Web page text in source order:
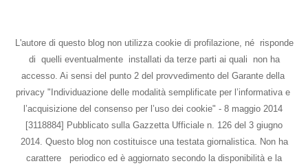
L'autore di questo blog non utilizza cookie di profilazione, né risponde
di quelli eventualmente installati da terze parti ai quali non ha
accesso. Ai sensi del punto 2 del provvedimento del Garante della
privacy "Individuazione delle modalità semplificate per l’informativa e
l’acquisizione del consenso per l’uso dei cookie" - 8 maggio 2014
[3118884] Pubblicato sulla Gazzetta Ufficiale n. 126 del 3 giugno
2014. Questo blog non costituisce una testata giornalistica. Non ha
carattere periodico ed è aggiornato secondo la disponibilità e la